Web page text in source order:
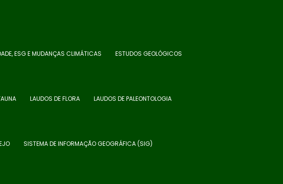
ESG E MUDANÇAS CLIMÁTICAS ESTUDOS GEOLÓGICOS
LAUDOS DE FLORA LAUDOS DE PALEONTOLOGIA
SISTEMA DE INFORMAÇÃO GEOGRÁFICA (SIG)